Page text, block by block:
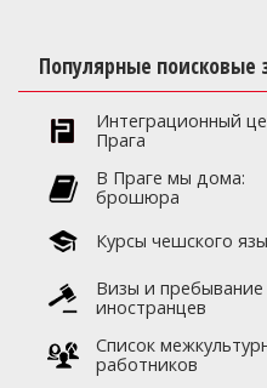
Популярные поисковые
Интеграционный
Прага
В Праге мы дома:
брошюра
Курсы чешского
Визы и пребывание
иностранцев
Список
работников